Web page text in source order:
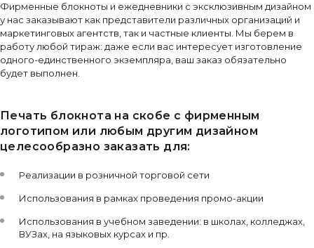
Фирменные блокноты и ежедневники с эксклюзивным дизайном
у нас заказывают как представители различных организаций и
маркетинговых агентств, так и частные клиенты. Мы берем в
работу любой тираж: даже если вас интересует изготовление
одного-единственного экземпляра, ваш заказ обязательно
будет выполнен.
Печать блокнота на скобе с фирменным
логотипом или любым другим дизайном
целесообразно заказать для:
Реализации в розничной торговой сети
Использования в рамках проведения промо-акции
Использования в учебном заведении: в школах, колледжах,
ВУЗах, на языковых курсах и пр.